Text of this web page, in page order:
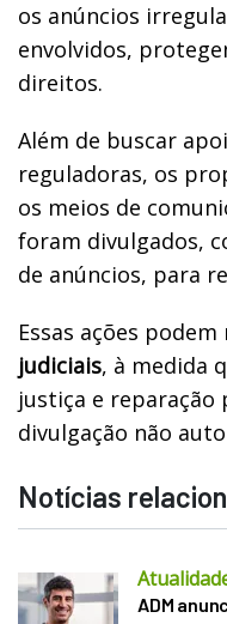
os anúncios
envolvidos,
direitos.
Além de buscar
reguladoras, os
os meios de
foram divulgados,
de anúncios, para
Essas ações
judiciais, à medida
justiça e reparação
divulgação não
Notícias
ADM